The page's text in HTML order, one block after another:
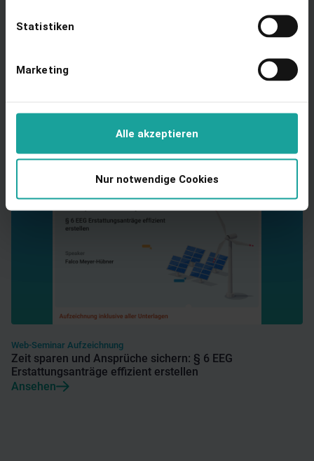
Statistiken
Marketing
Alle akzeptieren
Nur notwendige Cookies
Expertenwissen zu Onsite-PPAs in Gewerbeimmobilien
Web-Seminar Aufzeichnung
Zeit sparen und Ansprüche sichern: § 6 EEG
Erstattungsanträge effizient erstellen
Ansehen